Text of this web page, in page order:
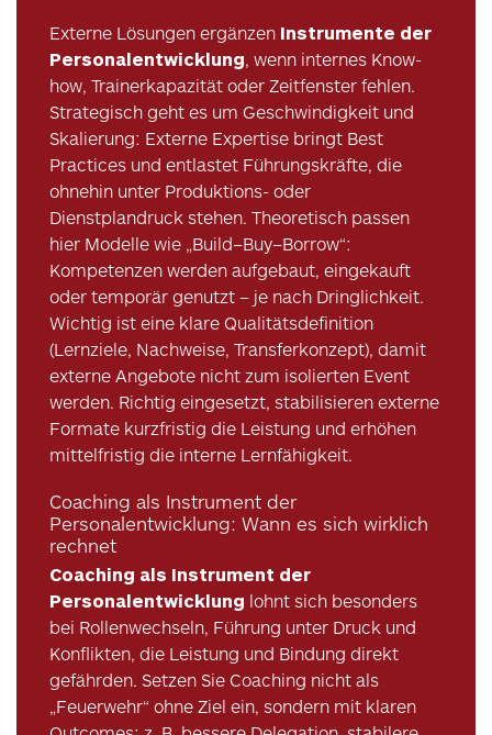
Externe Lösungen ergänzen Instrumente der
Personalentwicklung, wenn internes Know-
how, Trainerkapazität oder Zeitfenster fehlen.
Strategisch geht es um Geschwindigkeit und
Skalierung: Externe Expertise bringt Best
Practices und entlastet Führungskräfte, die
ohnehin unter Produktions- oder
Dienstplandruck stehen. Theoretisch passen
hier Modelle wie „Build–Buy–Borrow“:
Kompetenzen werden aufgebaut, eingekauft
oder temporär genutzt – je nach Dringlichkeit.
Wichtig ist eine klare Qualitätsdefinition
(Lernziele, Nachweise, Transferkonzept), damit
externe Angebote nicht zum isolierten Event
werden. Richtig eingesetzt, stabilisieren externe
Formate kurzfristig die Leistung und erhöhen
mittelfristig die interne Lernfähigkeit.
Coaching als Instrument der
Personalentwicklung: Wann es sich wirklich
rechnet
Coaching als Instrument der
Personalentwicklung lohnt sich besonders
bei Rollenwechseln, Führung unter Druck und
Konflikten, die Leistung und Bindung direkt
gefährden. Setzen Sie Coaching nicht als
„Feuerwehr“ ohne Ziel ein, sondern mit klaren